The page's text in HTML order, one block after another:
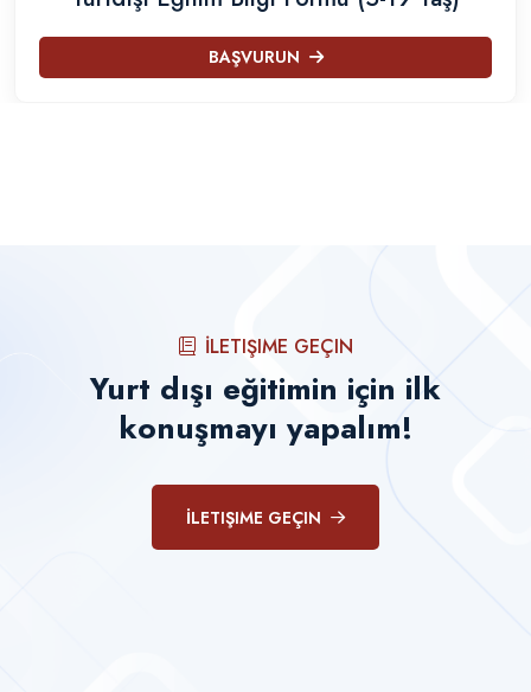
BAŞVURUN
İLETIŞIME GEÇIN
Yurt dışı eğitimin için ilk
konuşmayı yapalım!
İLETIŞIME GEÇIN